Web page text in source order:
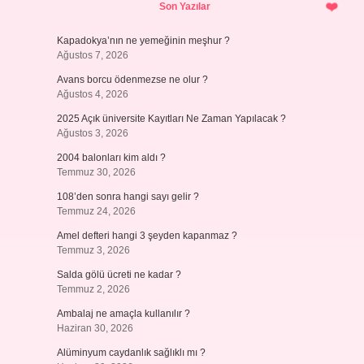
Son Yazılar
Kapadokya’nın ne yemeğinin meşhur ?
Ağustos 7, 2026
Avans borcu ödenmezse ne olur ?
Ağustos 4, 2026
2025 Açık üniversite Kayıtları Ne Zaman Yapılacak ?
Ağustos 3, 2026
2004 balonları kim aldı ?
Temmuz 30, 2026
108’den sonra hangi sayı gelir ?
Temmuz 24, 2026
Amel defteri hangi 3 şeyden kapanmaz ?
Temmuz 3, 2026
Salda gölü ücreti ne kadar ?
Temmuz 2, 2026
Ambalaj ne amaçla kullanılır ?
Haziran 30, 2026
Alüminyum caydanlık sağlıklı mı ?